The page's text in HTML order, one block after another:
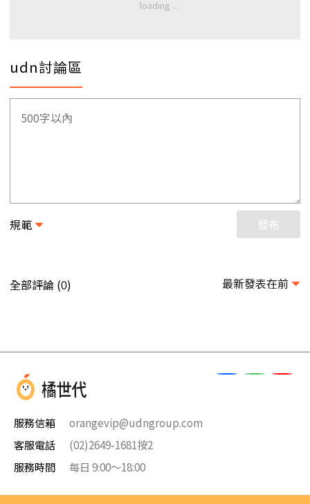
udn討論區
規範 發布
全部評論 (0) 最新發表在前
服務信箱
orangevip@udngroup.com
客服電話
(02)2649-1681按2
服務時間
每日 9:00～18:00